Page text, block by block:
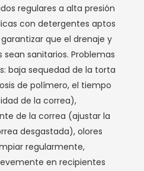
regulares a alta presión
con detergentes aptos
que el drenaje y
sanitarios. Problemas
baja sequedad de la torta
de polímero, el tiempo
de la correa),
de la correa (ajustar la
desgastada), olores
regularmente,
en recipientes